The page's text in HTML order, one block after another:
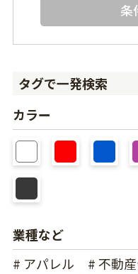
条
タグで一発検索
カラー
業種など
# アパレル
# 不動